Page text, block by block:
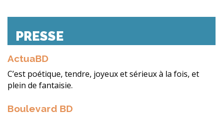
PRESSE
ActuaBD
C’est poétique, tendre, joyeux et sérieux à la fois, et
plein de fantaisie.
Boulevard BD